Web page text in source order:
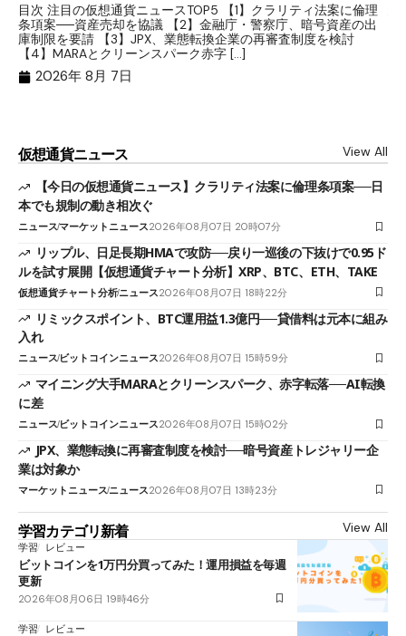
目次 注目の仮想通貨ニュースTOP5 【1】クラリティ法案に倫理
条項案──資産売却を協議 【2】金融庁・警察庁、暗号資産の出
庫制限を要請 【3】JPX、業態転換企業の再審査制度を検討
【4】MARAとクリーンスパーク赤字 […]
2026年 8月 7日
仮想通貨ニュース View All
【今日の仮想通貨ニュース】クラリティ法案に倫理条項案──日
本でも規制の動き相次ぐ
ニュースマーケットニュース2026年08月07日 20時07分
リップル、日足長期HMAで攻防──戻り一巡後の下抜けで0.95ド
ルを試す展開【仮想通貨チャート分析】XRP、BTC、ETH、TAKE
仮想通貨チャート分析ニュース2026年08月07日 18時22分
リミックスポイント、BTC運用益1.3億円──貸借料は元本に組み
入れ
ニュースビットコインニュース2026年08月07日 15時59分
マイニング大手MARAとクリーンスパーク、赤字転落──AI転換
に差
ニュースビットコインニュース2026年08月07日 15時02分
JPX、業態転換に再審査制度を検討──暗号資産トレジャリー企
業は対象か
マーケットニュースニュース2026年08月07日 13時23分
学習カテゴリ新着 View All
学習 レビュー
ビットコインを1万円分買ってみた！運用損益を毎週
更新
2026年08月06日 19時46分
学習 レビュー